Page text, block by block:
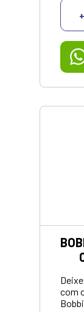
com
<br> Contempla as 48 seleções que
com